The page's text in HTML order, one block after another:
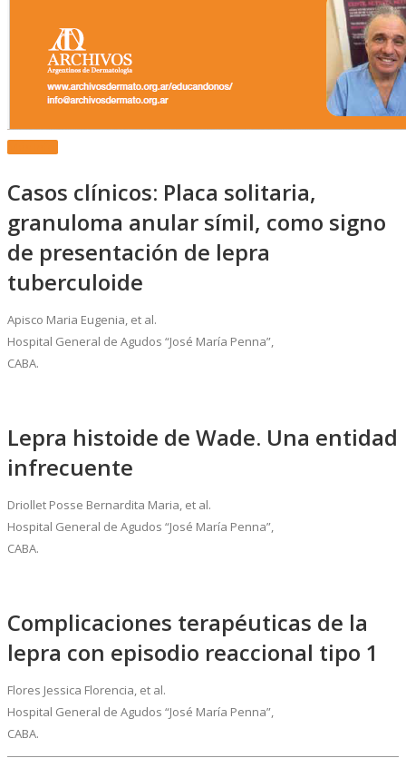
Casos clínicos: Placa solitaria,
granuloma anular símil, como signo
de presentación de lepra
tuberculoide
Apisco Maria Eugenia, et al.
Hospital General de Agudos “José María Penna”,
CABA.
Lepra histoide de Wade. Una entidad
infrecuente
Driollet Posse Bernardita Maria, et al.
Hospital General de Agudos “José María Penna”,
CABA.
Complicaciones terapéuticas de la
lepra con episodio reaccional tipo 1
Flores Jessica Florencia, et al.
Hospital General de Agudos “José María Penna”,
CABA.